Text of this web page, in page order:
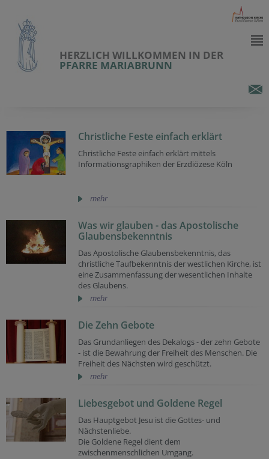
HERZLICH WILLKOMMEN IN DER
PFARRE MARIABRUNN
Christliche Feste einfach erklärt
Christliche Feste einfach erklärt mittels
Informationsgraphiken der Erzdiözese Köln
mehr
Was wir glauben - das Apostolische
Glaubensbekenntnis
Das Apostolische Glaubensbekenntnis, das
christliche Taufbekenntnis der westlichen Kirche, ist
eine Zusammenfassung der wesentlichen Inhalte
des Glaubens.
mehr
Die Zehn Gebote
Das Grundanliegen des Dekalogs - der zehn Gebote
- ist die Bewahrung der Freiheit des Menschen. Die
Freiheit des Nächsten wird geschützt.
mehr
Liebesgebot und Goldene Regel
Das Hauptgebot Jesu ist die Gottes- und
Nächstenliebe.
Die Goldene Regel dient dem
zwischenmenschlichen Umgang.